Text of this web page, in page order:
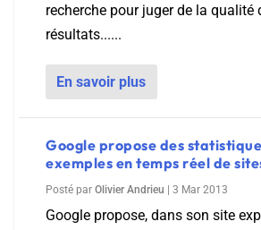
recherche pour juger de la qualité
résultats......
En savoir plus
Google propose des
exemples en temps réel de
Posté par Olivier Andrieu 3 Mar 2013
Google propose, dans son site